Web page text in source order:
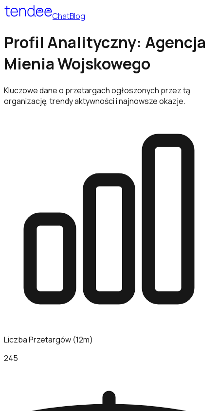
ChatBlog
Profil Analityczny: Agencja
Mienia Wojskowego
Kluczowe dane o przetargach ogłoszonych przez tą
organizację, trendy aktywności i najnowsze okazje.
Liczba Przetargów (12m)
245